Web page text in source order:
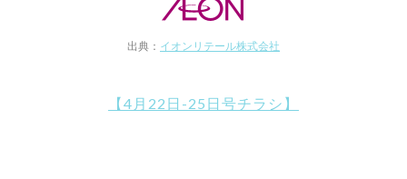
出典： イオンリテール株式会社
【4月22日-25日号チラシ】